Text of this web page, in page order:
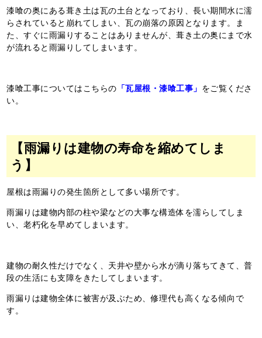
漆喰の奥にある葺き土は瓦の土台となっており、長い期間水に濡
らされていると崩れてしまい、瓦の崩落の原因となります。ま
た、すぐに雨漏りすることはありませんが、葺き土の奥にまで水
が流れると雨漏りしてしまいます。
漆喰工事についてはこちらの 「瓦屋根・漆喰工事」 をご覧くださ
い。
【雨漏りは建物の寿命を縮めてしま
う】
屋根は雨漏りの発生箇所として多い場所です。
雨漏りは建物内部の柱や梁などの大事な構造体を濡らしてしま
い、老朽化を早めてしまいます。
建物の耐久性だけでなく、天井や壁から水が滴り落ちてきて、普
段の生活にも支障をきたしてしまいます。
雨漏りは建物全体に被害が及ぶため、修理代も高くなる傾向で
す。